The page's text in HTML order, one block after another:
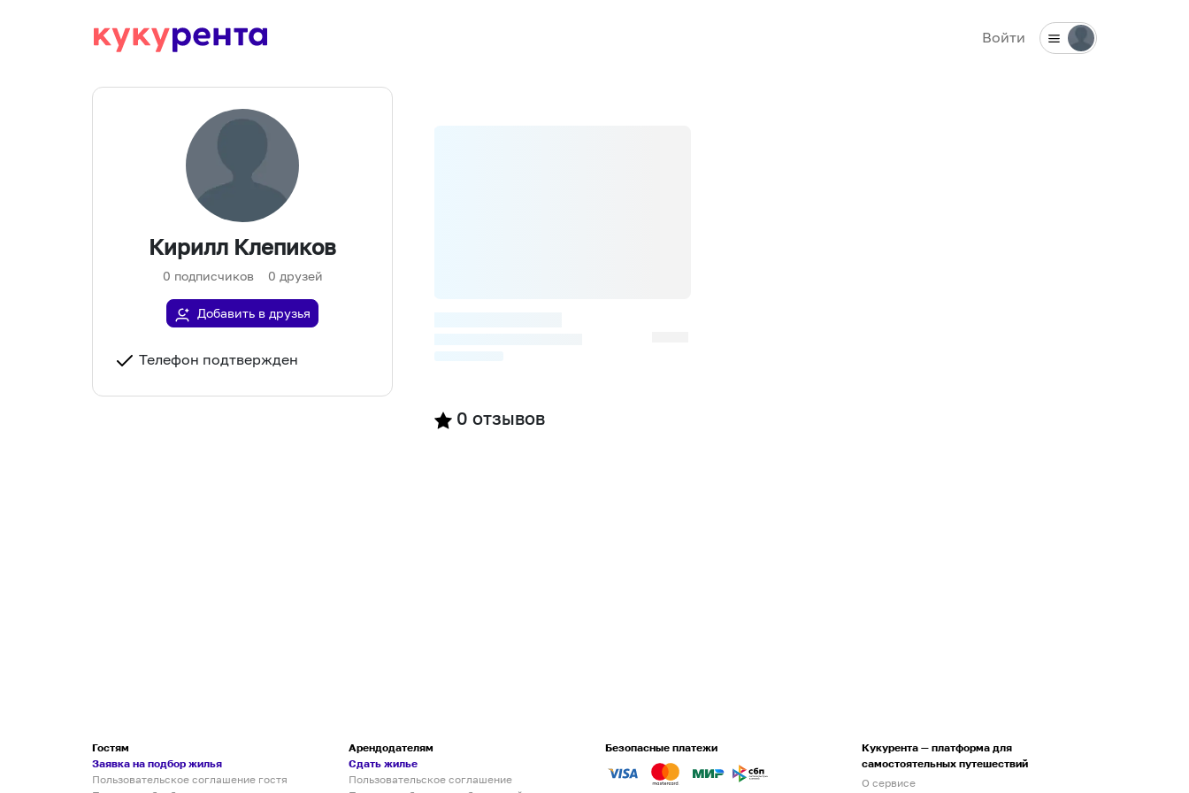
Войти
Кирилл Клепиков
0 подписчиков 0 друзей
Добавить в друзья
Телефон подтвержден
0 отзывов
Гостям
Заявка на подбор жилья
Пользовательское соглашение гостя
Арендодателям
Сдать жилье
Пользовательское соглашение
Безопасные платежи
Кукурента — платформа для
самостоятельных путешествий
О сервисе